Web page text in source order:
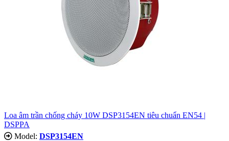
Loa âm trần chống cháy 10W DSP3154EN tiêu chuẩn EN54 |
DSPPA
Model: DSP3154EN